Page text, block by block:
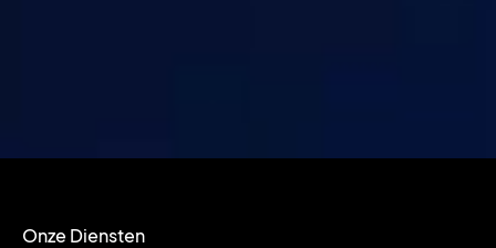
Onze Diensten